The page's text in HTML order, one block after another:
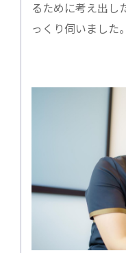
るために考え出し
っくり伺いました。